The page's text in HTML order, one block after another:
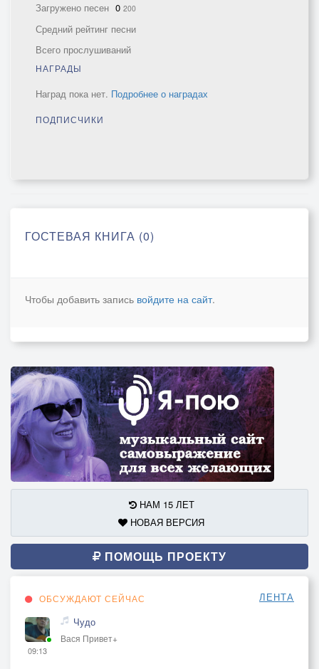
Загружено песен 0 200
Средний рейтинг песни
Всего прослушиваний
НАГРАДЫ
Наград пока нет. Подробнее о наградах
ПОДПИСЧИКИ
ГОСТЕВАЯ КНИГА (0)
Чтобы добавить запись войдите на сайт.
НАМ 15 ЛЕТ
НОВАЯ ВЕРСИЯ
ПОМОЩЬ ПРОЕКТУ
ОБСУЖДАЮТ СЕЙЧАС ЛЕНТА
09:13
Чудо
Вася Привет+